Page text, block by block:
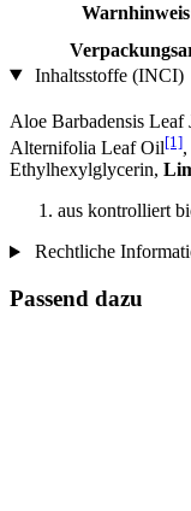
Inhaltsstoffe (INCI)
Aloe Barbadensis Leaf
Alternifolia Leaf Oil[1]
Ethylhexylglycerin,
aus kontrolliert
Rechtliche
Passend dazu